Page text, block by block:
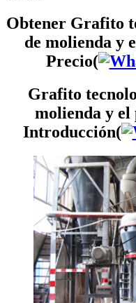
Obtener Grafito
de molienda y
Precio(
Grafito
molienda y el
Introducción(